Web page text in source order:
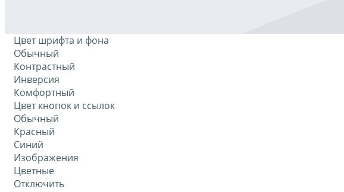
Цвет шрифта и фона
Обычный
Контрастный
Инверсия
Комфортный
Цвет кнопок и ссылок
Обычный
Красный
Синий
Изображения
Цветные
Отключить